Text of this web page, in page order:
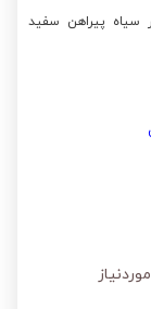
سیاه پیراهن سفید